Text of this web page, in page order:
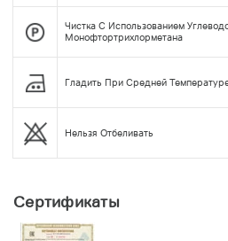
Чистка С Использованием
Монофтортрихлорметана
Гладить При Средней
Нельзя Отбеливать
Сертификаты